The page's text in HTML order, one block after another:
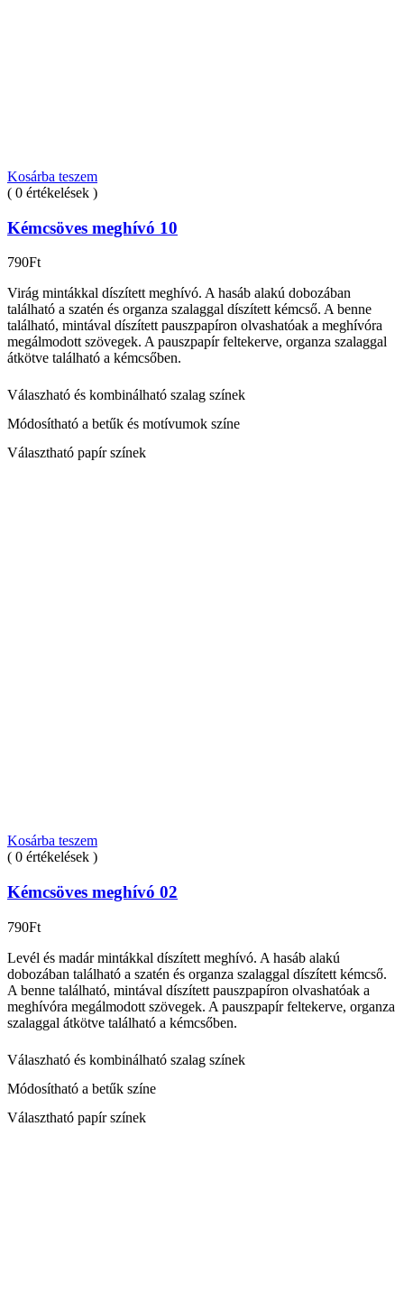
Kosárba teszem
( 0 értékelések )
Kémcsöves meghívó 10
790Ft
Virág mintákkal díszített meghívó. A hasáb alakú dobozában
található a szatén és organza szalaggal díszített kémcső. A benne
található, mintával díszített pauszpapíron olvashatóak a meghívóra
megálmodott szövegek. A pauszpapír feltekerve, organza szalaggal
átkötve található a kémcsőben.
Válaszható és kombinálható szalag színek
Módosítható a betűk és motívumok színe
Választható papír színek
Kosárba teszem
( 0 értékelések )
Kémcsöves meghívó 02
790Ft
Levél és madár mintákkal díszített meghívó. A hasáb alakú
dobozában található a szatén és organza szalaggal díszített kémcső.
A benne található, mintával díszített pauszpapíron olvashatóak a
meghívóra megálmodott szövegek. A pauszpapír feltekerve, organza
szalaggal átkötve található a kémcsőben.
Válaszható és kombinálható szalag színek
Módosítható a betűk színe
Választható papír színek